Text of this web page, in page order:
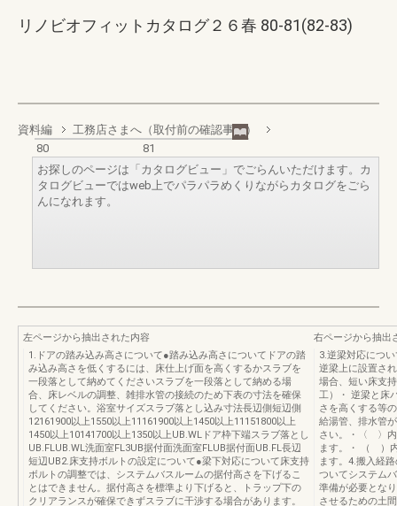
リノビオフィットカタログ２６春 80-81(82-83)
資料編
工務店さまへ（取付前の確認事項）
80
81
お探しのページは「カタログビュー」でごらんいただけます。カ
タログビューではweb上でパラパラめくりながらカタログをごら
んになれます。
左ページから抽出された内容
1.ドアの踏み込み高さについて●踏み込み高さについてドアの踏
み込み高さを低くするには、床仕上げ面を高くするかスラブを
一段落として納めてくださいスラブを一段落として納める場
合、床レベルの調整、雑排水管の接続のため下表の寸法を確保
してください。浴室サイズスラブ落とし込み寸法長辺側短辺側
12161900以上1550以上11161900以上1450以上11151800以上
1450以上10141700以上1350以上UB.WLドア枠下端スラブ落とし
UB.FLUB.WL洗面室FL3UB据付面洗面室FLUB据付面UB.FL長辺
短辺UB2.床支持ボルトの設定について●梁下対応について床支持
ボルトの調整では、システムバスルームの据付高さを下げるこ
とはできません。据付高さを標準より下げると、トラップ下の
クリアランスが確保できずスラブに干渉する場合があります。
右ページから抽出
3.逆梁対応につ
逆梁上に設置さ
場合、短い床支
工）・ 逆梁と床
さを高くする等
給湯管、排水管
さい。・〈 〉内
ます。・ （ ）
ます。4.搬入経
ついてシステム
準備が必要とな
させるための土